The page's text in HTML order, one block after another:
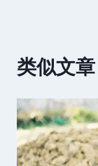
类似文章